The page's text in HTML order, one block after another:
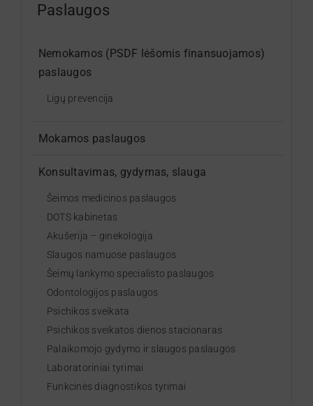
Skyriai
Lengvai suprantama kalba
Registracija internetu
Paslaugos
Nemokamos (PSDF lėšomis finansuojamos)
paslaugos
Ligų prevencija
Mokamos paslaugos
Konsultavimas, gydymas, slauga
Šeimos medicinos paslaugos
DOTS kabinetas
Akušerija – ginekologija
Slaugos namuose paslaugos
Šeimų lankymo specialisto paslaugos
Odontologijos paslaugos
Psichikos sveikata
Psichikos sveikatos dienos stacionaras
Palaikomojo gydymo ir slaugos paslaugos
Laboratoriniai tyrimai
Funkcinės diagnostikos tyrimai